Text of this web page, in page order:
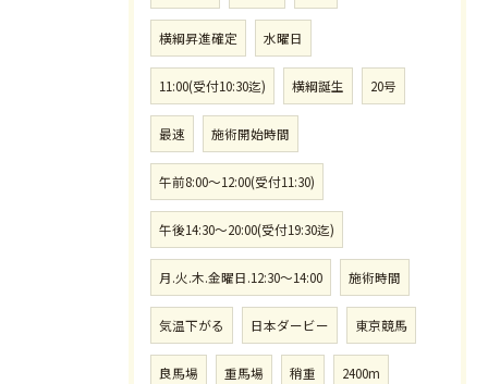
横綱昇進確定 水曜日
11:00(受付10:30迄) 横綱誕生 20号
最速 施術開始時間
午前8:00〜12:00(受付11:30)
午後14:30〜20:00(受付19:30迄)
月.火.木.金曜日.12:30〜14:00 施術時間
気温下がる 日本ダービー 東京競馬
良馬場 重馬場 稍重 2400m